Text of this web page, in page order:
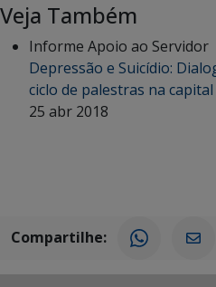
Veja Também
Informe Apoio ao Servidor
Depressão e Suicídio:
ciclo de palestras na capital
25 abr 2018
Compartilhe: